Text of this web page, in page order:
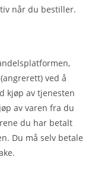
når du bestiller.
ved å
kjøp av tjenesten
av varen fra du
du har betalt
Du må selv betale